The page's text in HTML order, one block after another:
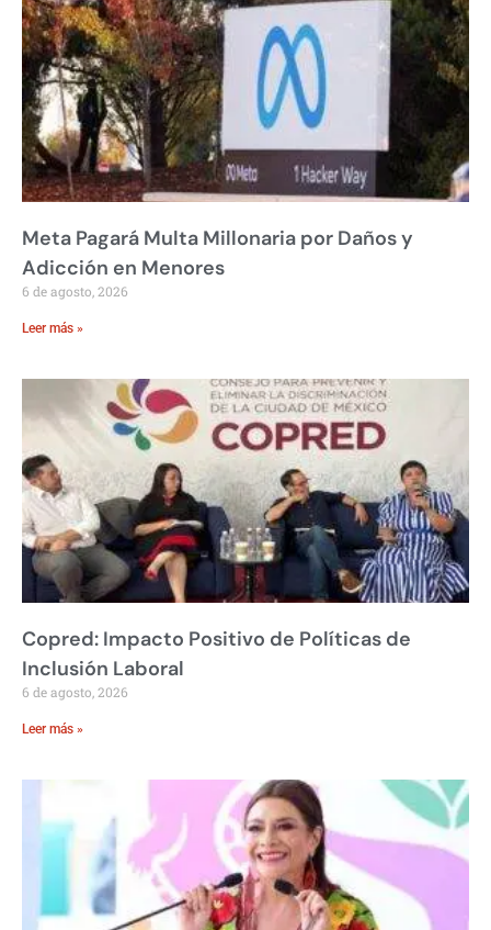
Meta Pagará Multa Millonaria por Daños y
Adicción en Menores
6 de agosto, 2026
Leer más »
Copred: Impacto Positivo de Políticas de
Inclusión Laboral
6 de agosto, 2026
Leer más »